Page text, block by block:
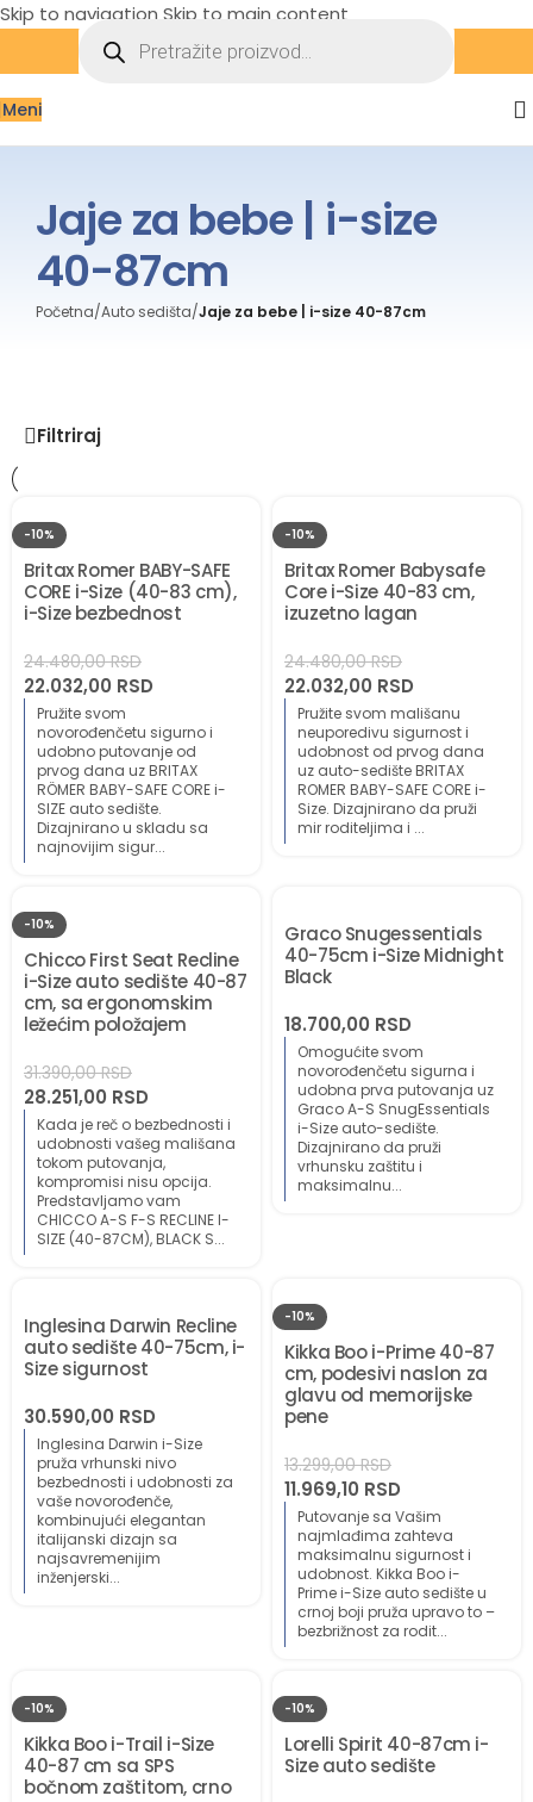
Skip to navigation Skip to main content
Meni
Jaje za bebe | i-size
40-87cm
Početna/Auto sedišta/Jaje za bebe | i-size 40-87cm
Filtriraj
-10%
Britax Romer BABY-SAFE
CORE i-Size (40-83 cm),
i-Size bezbednost
24.480,00RSD
22.032,00 RSD
Pružite svom
novorođenčetu sigurno i
udobno putovanje od
prvog dana uz BRITAX
RÖMER BABY-SAFE CORE i-
SIZE auto sedište.
Dizajnirano u skladu sa
najnovijim sigur...
-10%
Britax Romer Babysafe
Core i-Size 40-83 cm,
izuzetno lagan
24.480,00RSD
22.032,00 RSD
Pružite svom mališanu
neuporedivu sigurnost i
udobnost od prvog dana
uz auto-sedište BRITAX
ROMER BABY-SAFE CORE i-
Size. Dizajnirano da pruži
mir roditeljima i ...
-10%
Chicco First Seat Recline
i-Size auto sedište 40-87
cm, sa ergonomskim
ležećim položajem
31.390,00RSD
28.251,00 RSD
Kada je reč o bezbednosti i
udobnosti vašeg mališana
tokom putovanja,
kompromisi nisu opcija.
Predstavljamo vam
CHICCO A-S F-S RECLINE I-
SIZE (40-87CM), BLACK S...
Graco Snugessentials
40-75cm i-Size Midnight
Black
18.700,00 RSD
Omogućite svom
novorođenčetu sigurna i
udobna prva putovanja uz
Graco A-S SnugEssentials
i-Size auto-sedište.
Dizajnirano da pruži
vrhunsku zaštitu i
maksimalnu...
Inglesina Darwin Recline
auto sedište 40-75cm, i-
Size sigurnost
30.590,00 RSD
Inglesina Darwin i-Size
pruža vrhunski nivo
bezbednosti i udobnosti za
vaše novorođenče,
kombinujući elegantan
italijanski dizajn sa
najsavremenijim
inženjerski...
-10%
Kikka Boo i-Prime 40-87
cm, podesivi naslon za
glavu od memorijske
pene
13.299,00RSD
11.969,10 RSD
Putovanje sa Vašim
najmlađima zahteva
maksimalnu sigurnost i
udobnost. Kikka Boo i-
Prime i-Size auto sedište u
crnoj boji pruža upravo to –
bezbrižnost za rodit...
-10%
Kikka Boo i-Trail i-Size
40-87 cm sa SPS
bočnom zaštitom, crno
-10%
Lorelli Spirit 40-87cm i-
Size auto sedište